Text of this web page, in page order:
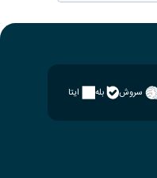
سروش بله ایتا